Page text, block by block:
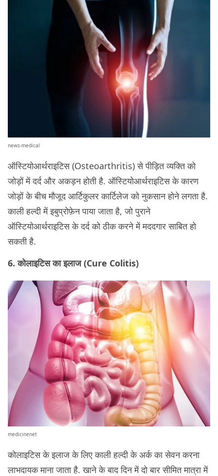
news-medical
ऑस्टियोआर्थराइटिस (Osteoarthritis) से पीड़ित व्यक्ति को
जोड़ों में दर्द और अकड़न होती है. ऑस्टियोआर्थराइटिस के कारण
जोड़ों के बीच मौजूद आर्टिकुलर कार्टिलेज को नुकसान होने लगता है.
काली हल्दी में इबुप्रोफ़ेन पाया जाता है, जो पुराने
ऑस्टियोआर्थराइटिस के दर्द को ठीक करने में मददगार साबित हो
सकती है.
6. कोलाइटिस का इलाज (Cure Colitis)
medicinenet
कोलाइटिस के इलाज के लिए काली हल्दी के अर्क का सेवन करना
लाभदायक माना जाता है. खाने के बाद दिन में दो बार सीमित मात्रा में